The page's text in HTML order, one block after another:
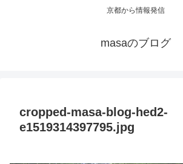
京都から情報発信
masaのブログ
cropped-masa-blog-hed2-
e1519314397795.jpg